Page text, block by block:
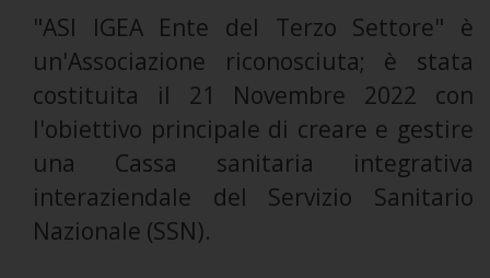
"ASI IGEA Ente del Terzo Settore" è
un'Associazione riconosciuta; è stata
costituita il 21 Novembre 2022 con
l'obiettivo principale di creare e gestire
una Cassa sanitaria integrativa
interaziendale del Servizio Sanitario
Nazionale (SSN).